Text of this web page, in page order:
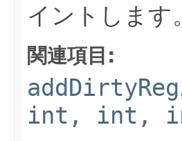
イントします。
関連項目:
int, int,